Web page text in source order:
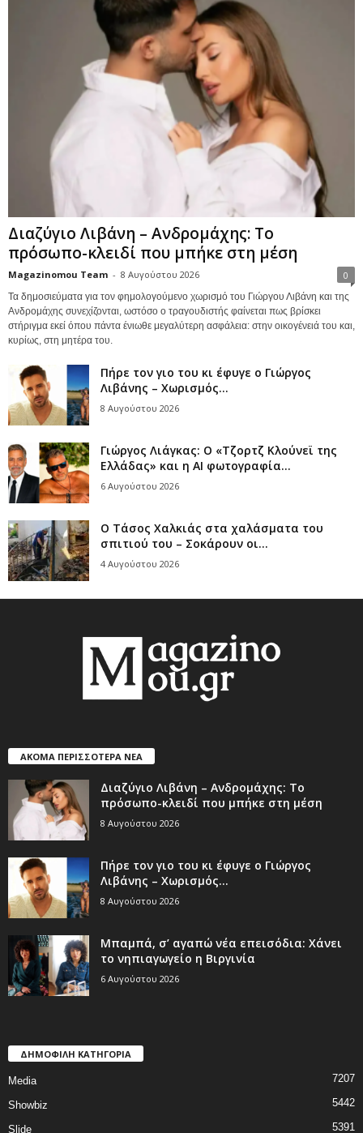
Διαζύγιο Λιβάνη – Ανδρομάχης: Το
πρόσωπο-κλειδί που μπήκε στη μέση
Magazinomou Team - 8 Αυγούστου 2026 0
Τα δημοσιεύματα για τον φημολογούμενο χωρισμό του Γιώργου Λιβάνη και της
Ανδρομάχης συνεχίζονται, ωστόσο ο τραγουδιστής φαίνεται πως βρίσκει
στήριγμα εκεί όπου πάντα ένιωθε μεγαλύτερη ασφάλεια: στην οικογένειά του και,
κυρίως, στη μητέρα του.
Πήρε τον γιο του κι έφυγε ο Γιώργος
Λιβάνης – Χωρισμός...
8 Αυγούστου 2026
Γιώργος Λιάγκας: Ο «Τζορτζ Κλούνεϊ της
Ελλάδας» και η AI φωτογραφία...
6 Αυγούστου 2026
Ο Τάσος Χαλκιάς στα χαλάσματα του
σπιτιού του – Σοκάρουν οι...
4 Αυγούστου 2026
ΑΚΟΜΑ ΠΕΡΙΣΣΟΤΕΡΑ ΝΕΑ
Διαζύγιο Λιβάνη – Ανδρομάχης: Το
πρόσωπο-κλειδί που μπήκε στη μέση
8 Αυγούστου 2026
Πήρε τον γιο του κι έφυγε ο Γιώργος
Λιβάνης – Χωρισμός...
8 Αυγούστου 2026
Μπαμπά, σ’ αγαπώ νέα επεισόδια: Χάνει
το νηπιαγωγείο η Βιργινία
6 Αυγούστου 2026
ΔΗΜΟΦΙΛΗ ΚΑΤΗΓΟΡΙΑ
Media 7207
Showbiz 5442
Slide 5391